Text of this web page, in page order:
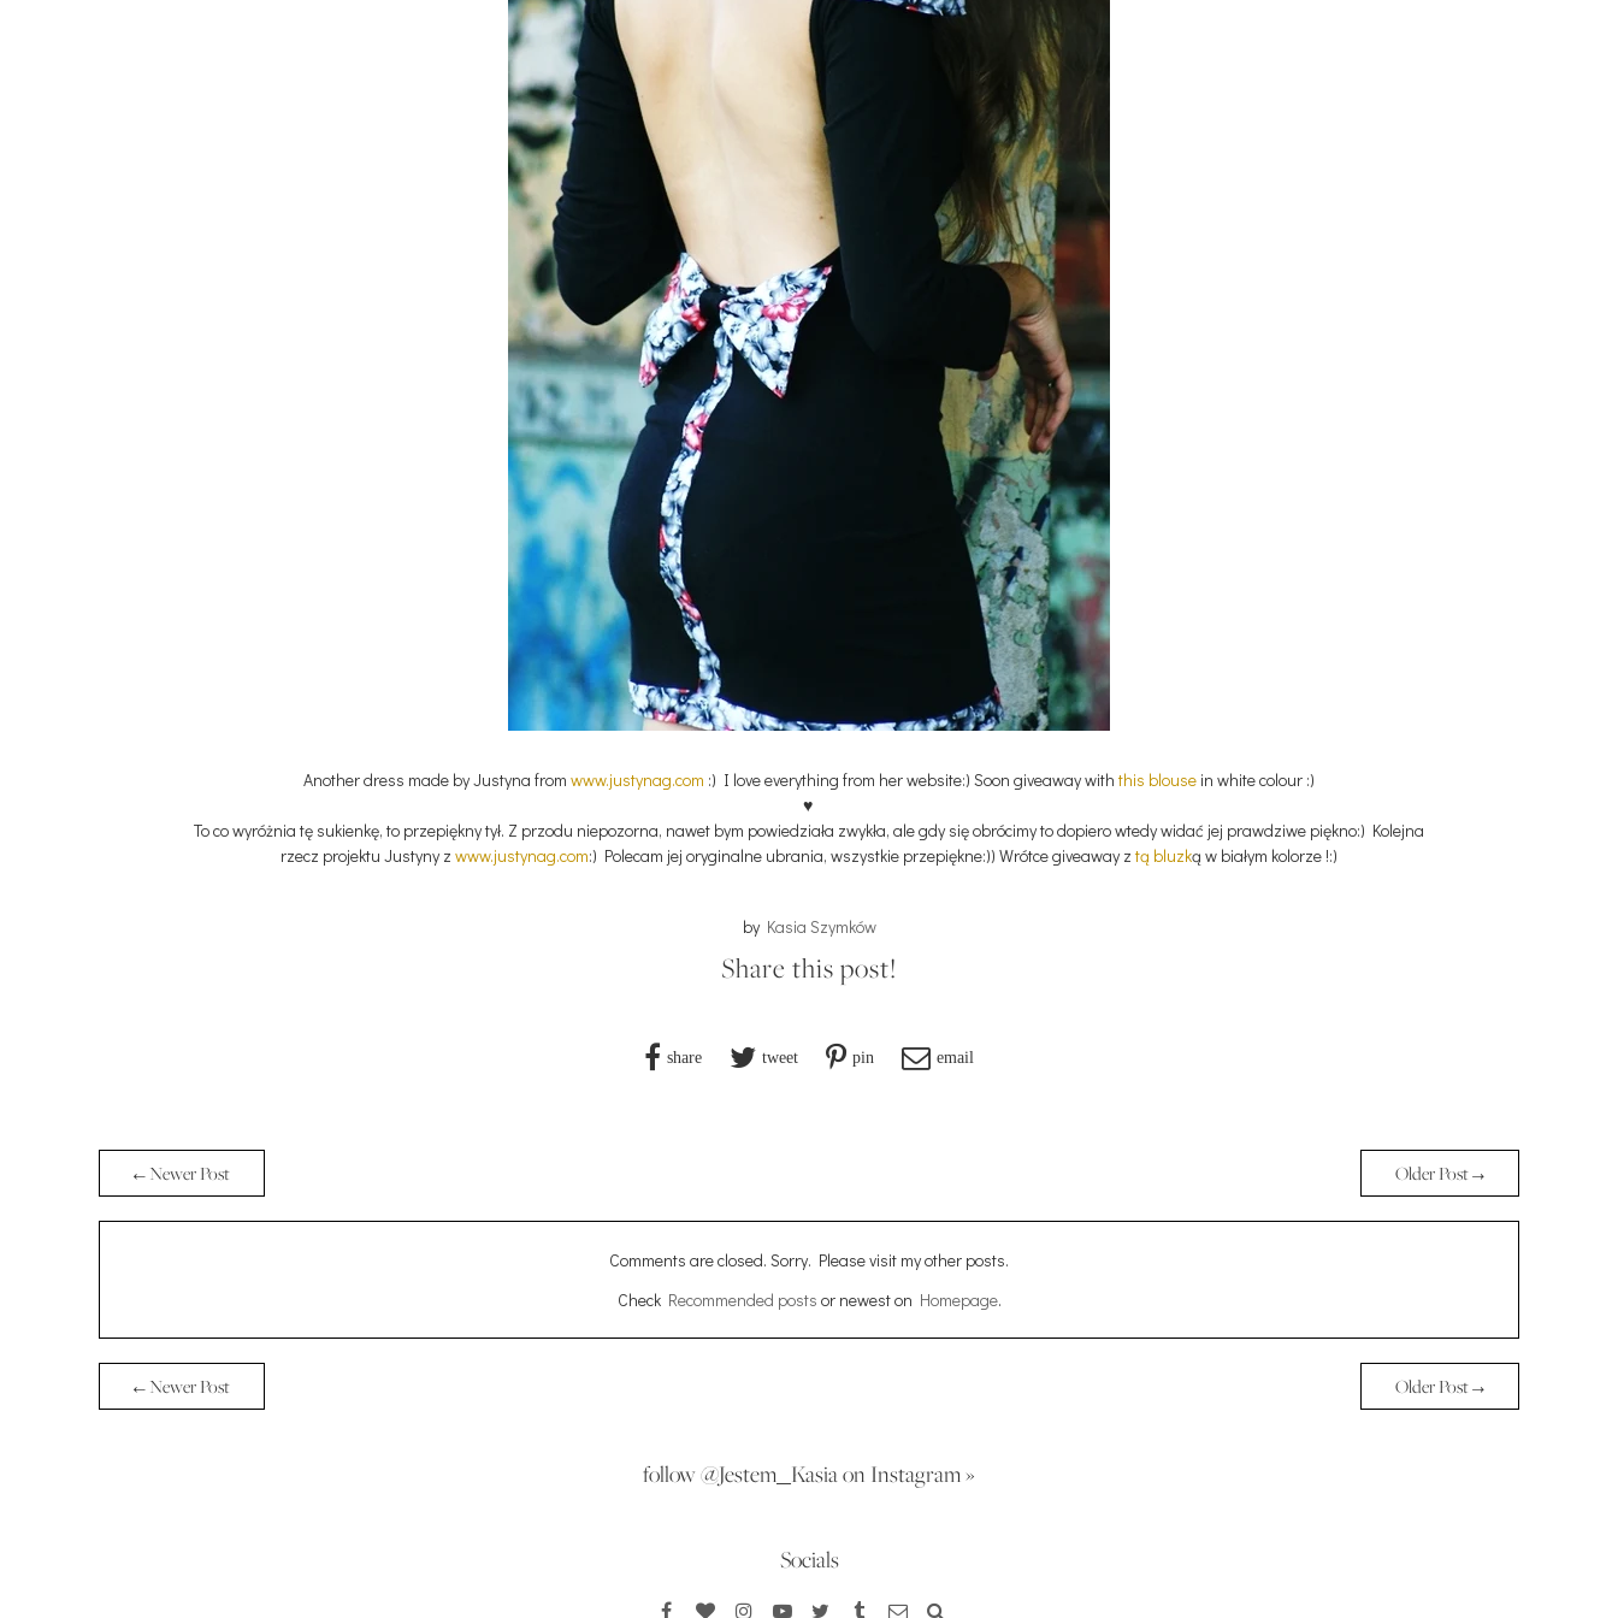
Another dress made by Justyna from www.justynag.com :) I love everything from her website:) Soon giveaway with this blouse in white colour :)
♥
To co wyróżnia tę sukienkę, to przepiękny tył. Z przodu niepozorna, nawet bym powiedziała zwykła, ale gdy się obrócimy to dopiero wtedy widać jej prawdziwe piękno:) Kolejna
rzecz projektu Justyny z www.justynag.com:) Polecam jej oryginalne ubrania, wszystkie przepiękne:)) Wrótce giveaway z tą bluzką w białym kolorze !:)
by Kasia Szymków
Share this post!
share tweet pin email
← Newer Post Older Post →
Comments are closed. Sorry. Please visit my other posts.
Check Recommended posts or newest on Homepage.
← Newer Post Older Post →
follow @Jestem_Kasia on Instagram »
Socials